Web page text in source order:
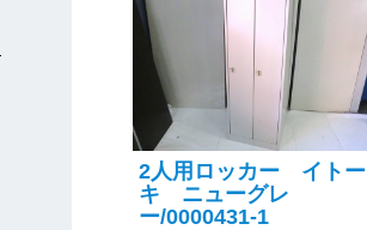
2人用ロッカー イトー
キ ニューグレ
ー/0000431-1